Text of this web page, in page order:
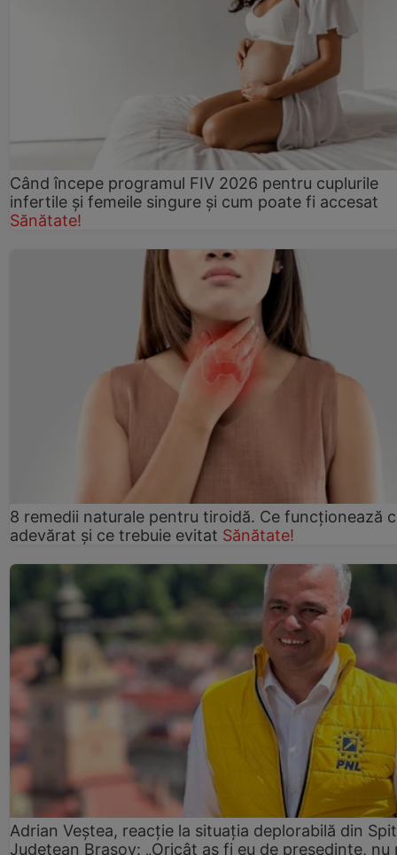
Când începe programul FIV 2026 pentru cuplurile
infertile şi femeile singure şi cum poate fi accesat
Sănătate!
8 remedii naturale pentru tiroidă. Ce funcționează
adevărat și ce trebuie evitat Sănătate!
Adrian Veștea, reacție la situația deplorabilă din
Județean Brașov: „Oricât aș fi eu de președinte, nu